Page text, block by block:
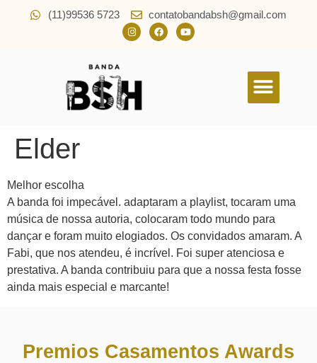
(11)99536 5723 contatobandabsh@gmail.com
Elder
Melhor escolha
A banda foi impecável. adaptaram a playlist, tocaram uma
música de nossa autoria, colocaram todo mundo para
dançar e foram muito elogiados. Os convidados amaram. A
Fabi, que nos atendeu, é incrível. Foi super atenciosa e
prestativa. A banda contribuiu para que a nossa festa fosse
ainda mais especial e marcante!
Premios Casamentos Awards